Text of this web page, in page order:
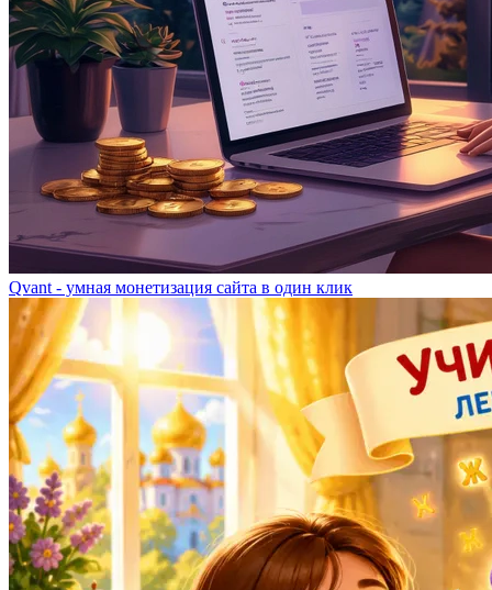
Qvant - умная монетизация сайта в один клик